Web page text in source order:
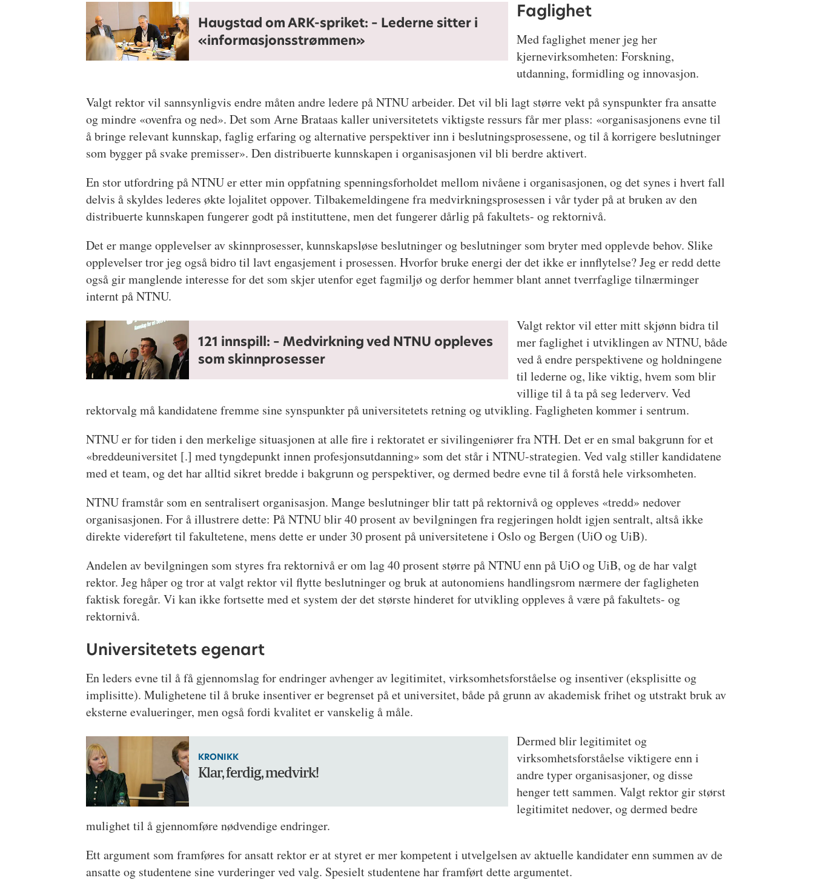
Haugstad om ARK-spriket: – Lederne sitter i
«informasjonsstrømmen»
Faglighet
Med faglighet mener jeg her
kjernevirksomheten: Forskning,
utdanning, formidling og innovasjon.
Valgt rektor vil sannsynligvis endre måten andre ledere på NTNU arbeider. Det vil bli lagt større vekt på synspunkter fra ansatte
og mindre «ovenfra og ned». Det som Arne Brataas kaller universitetets viktigste ressurs får mer plass: «organisasjonens evne til
å bringe relevant kunnskap, faglig erfaring og alternative perspektiver inn i beslutningsprosessene, og til å korrigere beslutninger
som bygger på svake premisser». Den distribuerte kunnskapen i organisasjonen vil bli berdre aktivert.
En stor utfordring på NTNU er etter min oppfatning spenningsforholdet mellom nivåene i organisasjonen, og det synes i hvert fall
delvis å skyldes lederes økte lojalitet oppover. Tilbakemeldingene fra medvirkningsprosessen i vår tyder på at bruken av den
distribuerte kunnskapen fungerer godt på instituttene, men det fungerer dårlig på fakultets- og rektornivå.
Det er mange opplevelser av skinnprosesser, kunnskapsløse beslutninger og beslutninger som bryter med opplevde behov. Slike
opplevelser tror jeg også bidro til lavt engasjement i prosessen. Hvorfor bruke energi der det ikke er innflytelse? Jeg er redd dette
også gir manglende interesse for det som skjer utenfor eget fagmiljø og derfor hemmer blant annet tverrfaglige tilnærminger
internt på NTNU.
121 innspill: – Medvirkning ved NTNU oppleves
som skinnprosesser
Valgt rektor vil etter mitt skjønn bidra til
mer faglighet i utviklingen av NTNU, både
ved å endre perspektivene og holdningene
til lederne og, like viktig, hvem som blir
villige til å ta på seg lederverv. Ved
rektorvalg må kandidatene fremme sine synspunkter på universitetets retning og utvikling. Fagligheten kommer i sentrum.
NTNU er for tiden i den merkelige situasjonen at alle fire i rektoratet er sivilingeniører fra NTH. Det er en smal bakgrunn for et
«breddeuniversitet [.] med tyngdepunkt innen profesjonsutdanning» som det står i NTNU-strategien. Ved valg stiller kandidatene
med et team, og det har alltid sikret bredde i bakgrunn og perspektiver, og dermed bedre evne til å forstå hele virksomheten.
NTNU framstår som en sentralisert organisasjon. Mange beslutninger blir tatt på rektornivå og oppleves «tredd» nedover
organisasjonen. For å illustrere dette: På NTNU blir 40 prosent av bevilgningen fra regjeringen holdt igjen sentralt, altså ikke
direkte videreført til fakultetene, mens dette er under 30 prosent på universitetene i Oslo og Bergen (UiO og UiB).
Andelen av bevilgningen som styres fra rektornivå er om lag 40 prosent større på NTNU enn på UiO og UiB, og de har valgt
rektor. Jeg håper og tror at valgt rektor vil flytte beslutninger og bruk at autonomiens handlingsrom nærmere der fagligheten
faktisk foregår. Vi kan ikke fortsette med et system der det største hinderet for utvikling oppleves å være på fakultets- og
rektornivå.
Universitetets egenart
En leders evne til å få gjennomslag for endringer avhenger av legitimitet, virksomhetsforståelse og insentiver (eksplisitte og
implisitte). Mulighetene til å bruke insentiver er begrenset på et universitet, både på grunn av akademisk frihet og utstrakt bruk av
eksterne evalueringer, men også fordi kvalitet er vanskelig å måle.
KRONIKK
Klar, ferdig, medvirk!
Dermed blir legitimitet og
virksomhetsforståelse viktigere enn i
andre typer organisasjoner, og disse
henger tett sammen. Valgt rektor gir størst
legitimitet nedover, og dermed bedre
mulighet til å gjennomføre nødvendige endringer.
Ett argument som framføres for ansatt rektor er at styret er mer kompetent i utvelgelsen av aktuelle kandidater enn summen av de
ansatte og studentene sine vurderinger ved valg. Spesielt studentene har framført dette argumentet.